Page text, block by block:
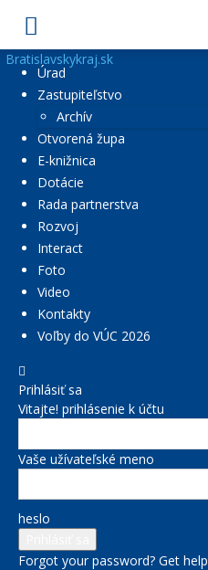
Bratislavskykraj.sk
Úrad
Zastupiteľstvo
Archív
Otvorená župa
E-knižnica
Dotácie
Rada partnerstva
Rozvoj
Interact
Foto
Video
Kontakty
Voľby do VÚC 2026
Prihlásiť sa
Vitajte! prihlásenie k účtu
Vaše užívateľské meno
heslo
Forgot your password? Get help